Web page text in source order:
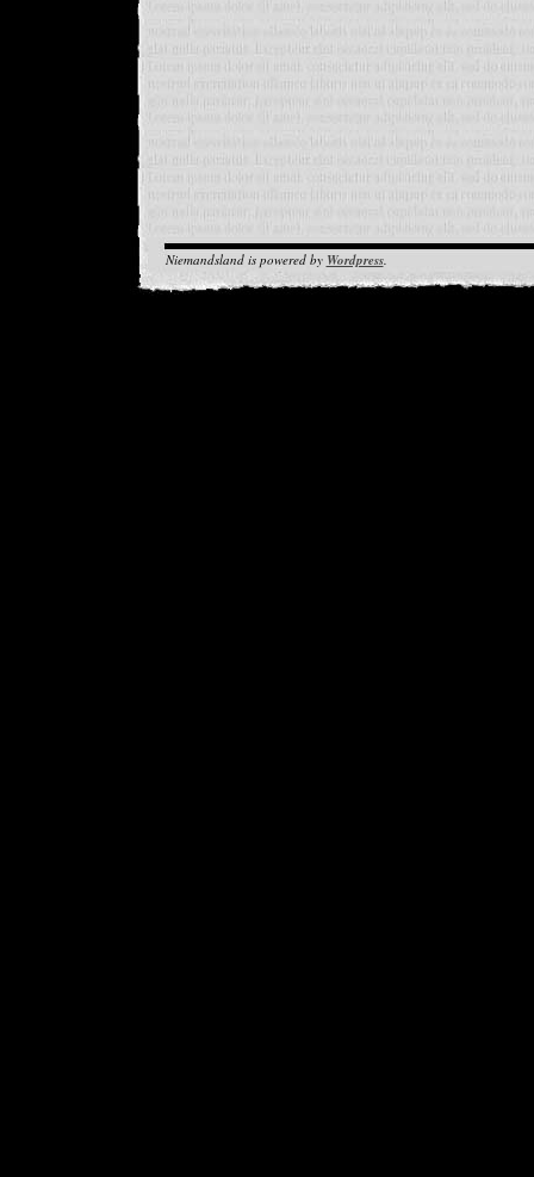
Niemandsland is powered by Wordpress.